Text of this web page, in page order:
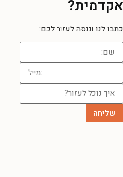
אקדמית?
כתבו לנו וננסה לעזור לכם: